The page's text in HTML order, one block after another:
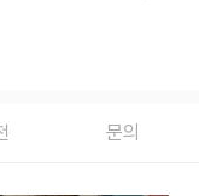
문의